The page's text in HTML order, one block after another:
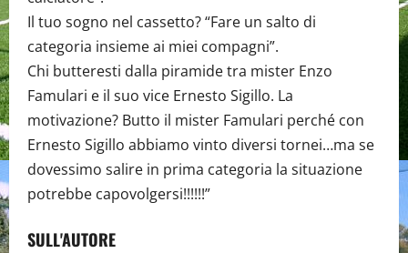
Il tuo sogno nel cassetto? “Fare un salto di
categoria insieme ai miei compagni”.
Chi butteresti dalla piramide tra mister Enzo
Famulari e il suo vice Ernesto Sigillo. La
motivazione? Butto il mister Famulari perché con
Ernesto Sigillo abbiamo vinto diversi tornei…ma se
dovessimo salire in prima categoria la situazione
potrebbe capovolgersi!!!!!!”
SULL'AUTORE